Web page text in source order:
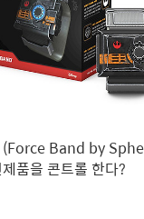
(Force Band by
품을 콘트롤 한다?